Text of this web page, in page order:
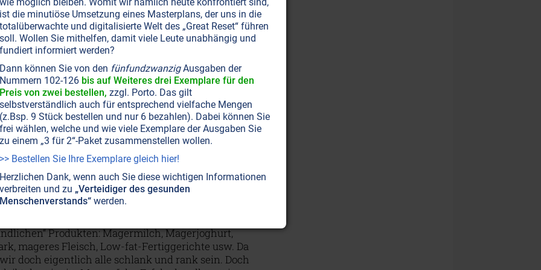
NR. 75, S.6 ERNÄHRUNG GESUNDHEIT
C - Die wohl bekannteste Mangelware!
weiß heutzutage, dass Vitamin C gesund ist. Und die
und Tanten von der Lebensmittelindustrie geben
extra Vitamine in unsere Säfte, ins Essen und die
Eigentlich müssten wir doch nur so vor Gesundheit
wir alle wissen, ist dem nicht so.Weiterlesen...
NR. 71, S.5 ERNÄHRUNG
Fett macht nicht fett!
fett und krank! Da sind sich rund um den Erdball die
für Ernährung, Mediziner, Ernährungsberater
Folge auch die Konsumentinnen und Konsumenten
füllen sich die Regale im Supermarkt mit
Produkten: Magermilch, Magerjoghurt,
mageres Fleisch, Low-fat-Fertiggerichte usw. Da
doch eigentlich alle schlank und rank sein. Doch
ist die minutiöse Umsetzung eines Masterplans, der uns in die
totalüberwachte und digitalisierte Welt des „Great Reset“ führen
soll. Wollen Sie mithelfen, damit viele Leute unabhängig und
fundiert informiert werden?
Dann können Sie von den fünfundzwanzigAusgaben der
Nummern 102-126 bis auf Weiteres drei Exemplare für den
Preis von zwei bestellen, zzgl. Porto. Das gilt
selbstverständlich auch für entsprechend vielfache Mengen
(z.Bsp. 9 Stück bestellen und nur 6 bezahlen). Dabei können Sie
frei wählen, welche und wie viele Exemplare der Ausgaben Sie
zu einem „3 für 2“-Paket zusammenstellen wollen.
>> Bestellen Sie Ihre Exemplare gleich hier!
Herzlichen Dank, wenn auch Sie diese wichtigen Informationen
verbreiten und zu „Verteidiger des gesunden
Menschenverstands“werden.